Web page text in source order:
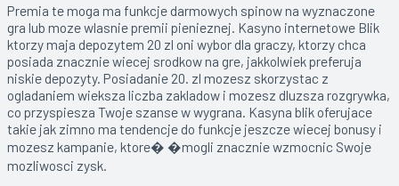
Premia te moga ma funkcje darmowych spinow na wyznaczone
gra lub moze wlasnie premii pienieznej. Kasyno internetowe Blik
ktorzy maja depozytem 20 zl oni wybor dla graczy, ktorzy chca
posiada znacznie wiecej srodkow na gre, jakkolwiek preferuja
niskie depozyty. Posiadanie 20. zl mozesz skorzystac z
ogladaniem wieksza liczba zakladow i mozesz dluzsza rozgrywka,
co przyspiesza Twoje szanse w wygrana. Kasyna blik oferujace
takie jak zimno ma tendencje do funkcje jeszcze wiecej bonusy i
mozesz kampanie, ktore� �mogli znacznie wzmocnic Swoje
mozliwosci zysk.